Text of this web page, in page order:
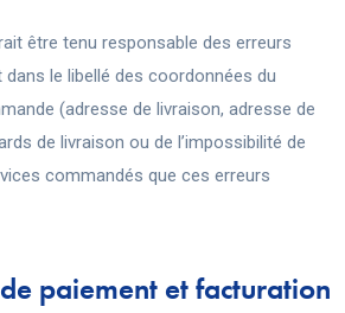
être tenu responsable des erreurs
le libellé des coordonnées du
(adresse de livraison, adresse de
de livraison ou de l’impossibilité de
commandés que ces erreurs
paiement et facturation